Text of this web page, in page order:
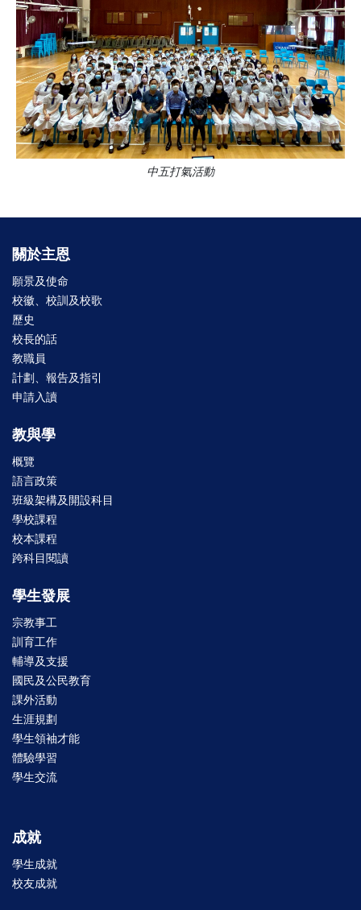
中五打氣活動
關於主恩
願景及使命
校徽、校訓及校歌
歷史
校長的話
教職員
計劃、報告及指引
申請入讀
教與學
概覽
語言政策
班級架構及開設科目
學校課程
校本課程
跨科目閱讀
學生發展
宗教事工
訓育工作
輔導及支援
國民及公民教育
課外活動
生涯規劃
學生領袖才能
體驗學習
學生交流
成就
學生成就
校友成就